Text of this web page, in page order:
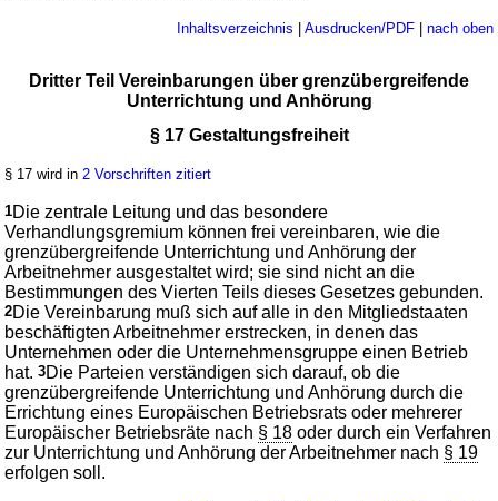
Inhaltsverzeichnis | Ausdrucken/PDF| nach oben
Dritter Teil Vereinbarungen über grenzübergreifende
Unterrichtung und Anhörung
§ 17 Gestaltungsfreiheit
§ 17 wird in2 Vorschriften zitiert
1Die zentrale Leitung und das besondere
Verhandlungsgremium können frei vereinbaren, wie die
grenzübergreifende Unterrichtung und Anhörung der
Arbeitnehmer ausgestaltet wird; sie sind nicht an die
Bestimmungen des Vierten Teils dieses Gesetzes gebunden.
2Die Vereinbarung muß sich auf alle in den Mitgliedstaaten
beschäftigten Arbeitnehmer erstrecken, in denen das
Unternehmen oder die Unternehmensgruppe einen Betrieb
hat.3Die Parteien verständigen sich darauf, ob die
grenzübergreifende Unterrichtung und Anhörung durch die
Errichtung eines Europäischen Betriebsrats oder mehrerer
Europäischer Betriebsräte nach § 18 oder durch ein Verfahren
zur Unterrichtung und Anhörung der Arbeitnehmer nach § 19
erfolgen soll.